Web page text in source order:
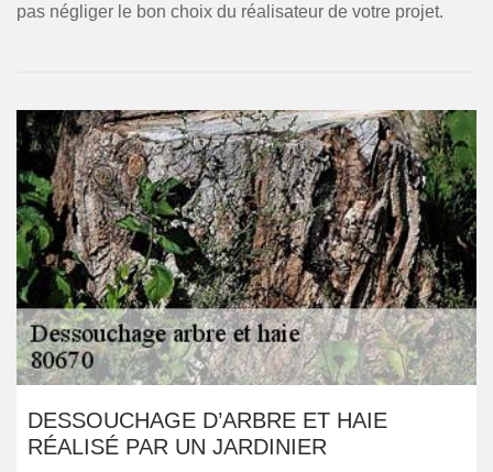
pas négliger le bon choix du réalisateur de votre projet.
DESSOUCHAGE D’ARBRE ET HAIE
RÉALISÉ PAR UN JARDINIER